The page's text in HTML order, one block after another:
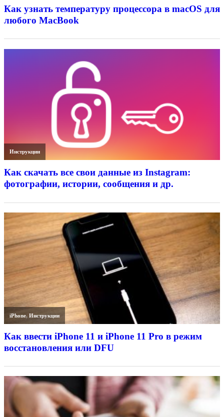
Как узнать температуру процессора в macOS для
любого MacBook
Инструкции
Как скачать все свои данные из Instagram:
фотографии, истории, сообщения и др.
iPhone,Инструкции
Как ввести iPhone 11 и iPhone 11 Pro в режим
восстановления или DFU